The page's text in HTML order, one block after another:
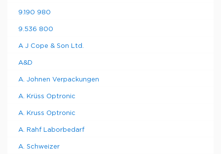
9.190 980
9.536 800
A J Cope & Son Ltd.
A&D
A. Johnen Verpackungen
A. Krüss Optronic
A. Kruss Optronic
A. Rahf Laborbedarf
A. Schweizer